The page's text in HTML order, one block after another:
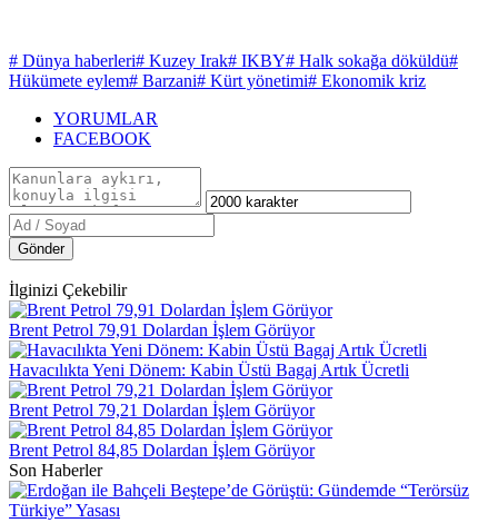
# Dünya haberleri# Kuzey Irak# IKBY# Halk sokağa döküldü#
Hükümete eylem# Barzani# Kürt yönetimi# Ekonomik kriz
YORUMLAR
FACEBOOK
Gönder
İlginizi Çekebilir
Brent Petrol 79,91 Dolardan İşlem Görüyor
Havacılıkta Yeni Dönem: Kabin Üstü Bagaj Artık Ücretli
Brent Petrol 79,21 Dolardan İşlem Görüyor
Brent Petrol 84,85 Dolardan İşlem Görüyor
Son Haberler